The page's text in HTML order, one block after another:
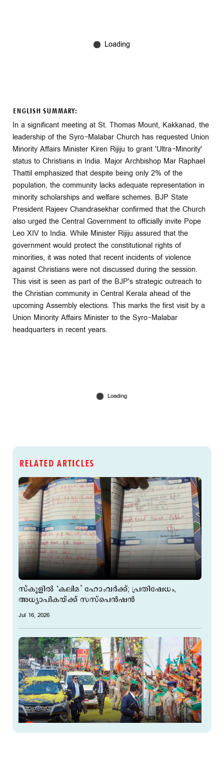
ENGLISH SUMMARY:
In a significant meeting at St. Thomas Mount, Kakkanad, the
leadership of the Syro-Malabar Church has requested Union
Minority Affairs Minister Kiren Rijiju to grant 'Ultra-Minority'
status to Christians in India. Major Archbishop Mar Raphael
Thattil emphasized that despite being only 2% of the
population, the community lacks adequate representation in
minority scholarships and welfare schemes. BJP State
President Rajeev Chandrasekhar confirmed that the Church
also urged the Central Government to officially invite Pope
Leo XIV to India. While Minister Rijiju assured that the
government would protect the constitutional rights of
minorities, it was noted that recent incidents of violence
against Christians were not discussed during the session.
This visit is seen as part of the BJP's strategic outreach to
the Christian community in Central Kerala ahead of the
upcoming Assembly elections. This marks the first visit by a
Union Minority Affairs Minister to the Syro-Malabar
headquarters in recent years.
RELATED ARTICLES
സ്കൂളില്‍ ‘കലിമ’ ഹോംവര്‍ക്ക്; പ്രതിഷേധം,
അധ്യാപികയ്ക്ക് സസ്പെന്‍ഷന്‍
Jul 16, 2026